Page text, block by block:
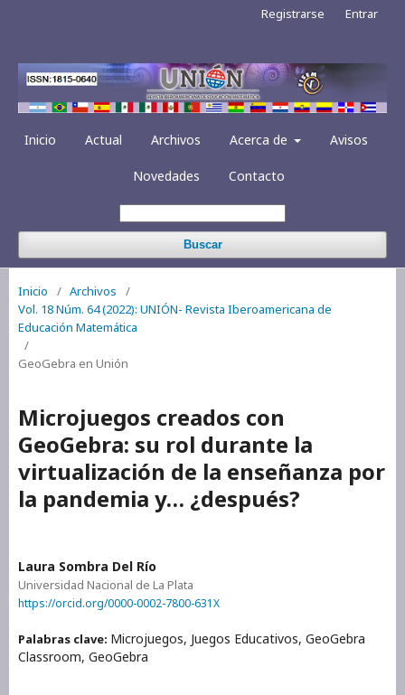
Inicio Actual Archivos Acerca de Avisos
Novedades Contacto
Buscar
Registrarse Entrar
Inicio / Archivos
/
Vol. 18 Núm. 64 (2022): UNIÓN- Revista Iberoamericana de
Educación Matemática
/
GeoGebra en Unión
Microjuegos creados con
GeoGebra: su rol durante la
virtualización de la enseñanza por
la pandemia y… ¿después?
Laura Sombra Del Río
Universidad Nacional de La Plata
https://orcid.org/0000-0002-7800-631X
Palabras clave: Microjuegos, Juegos Educativos, GeoGebra
Classroom, GeoGebra